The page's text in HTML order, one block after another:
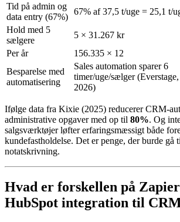
Tid på admin og
data entry (67%)
67% af 37,5 t/uge = 25,1 t/
Hold med 5
sælgere
5 × 31.267 kr
Per år
156.335 × 12
Besparelse med
automatisering
Sales automation sparer 6
timer/uge/sælger (Everstage,
2026)
Ifølge data fra Kixie (2025) reducerer CRM-
administrative opgaver med op til 80%. Og
salgsværktøjer løfter erfaringsmæssigt både
kundefastholdelse. Det er penge, der burde
notatskrivning.
Hvad er forskellen på
HubSpot integration til